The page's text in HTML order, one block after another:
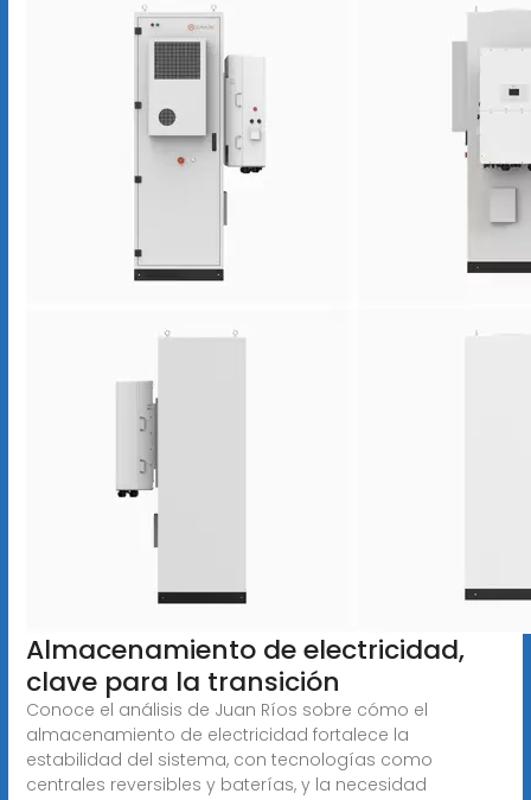
Almacenamiento de electricidad,
clave para la transición
Conoce el análisis de Juan Ríos sobre cómo el
almacenamiento de electricidad fortalece la
estabilidad del sistema, con tecnologías como
centrales reversibles y baterías, y la necesidad